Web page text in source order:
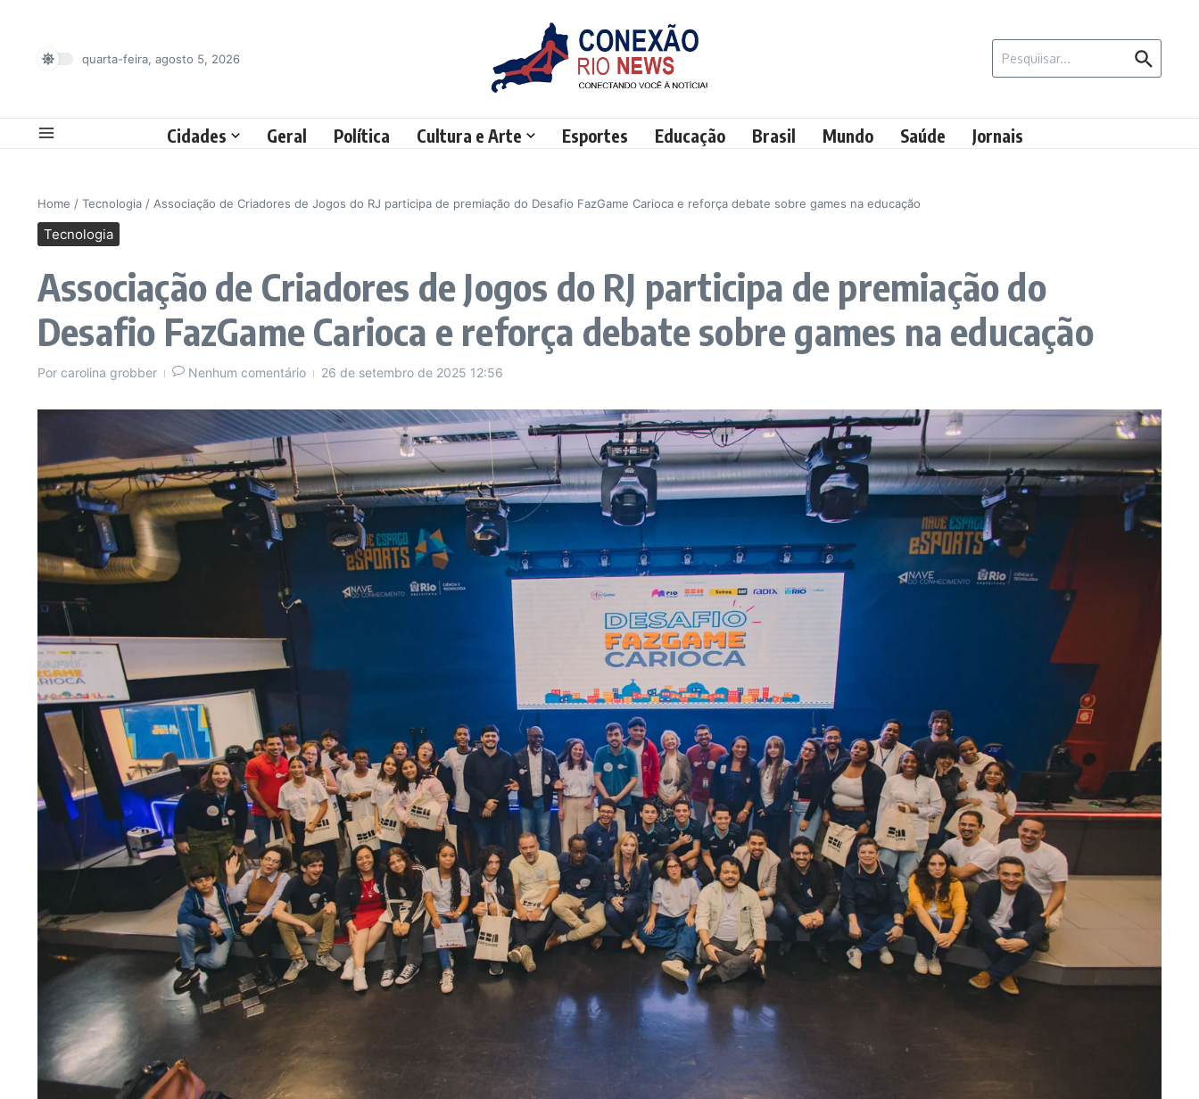
quarta-feira, agosto 5, 2026
Cidades Geral Política Cultura e Arte Esportes Educação Brasil Mundo Saúde Jornais
Home / Tecnologia / Associação de Criadores de Jogos do RJ participa de premiação do Desafio FazGame Carioca e reforça debate sobre games na educação
Tecnologia
Associação de Criadores de Jogos do RJ participa de premiação do
Desafio FazGame Carioca e reforça debate sobre games na educação
Por carolina grobber Nenhum comentário 26 de setembro de 2025 12:56